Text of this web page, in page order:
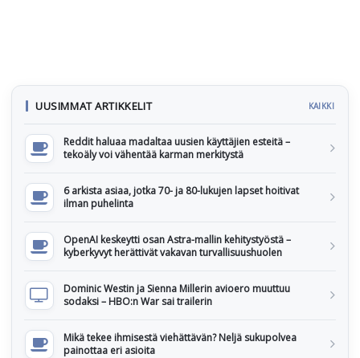
UUSIMMAT ARTIKKELIT KAIKKI
Reddit haluaa madaltaa uusien käyttäjien esteitä –
tekoäly voi vähentää karman merkitystä
6 arkista asiaa, jotka 70- ja 80-lukujen lapset hoitivat
ilman puhelinta
OpenAI keskeytti osan Astra-mallin kehitystyöstä –
kyberkyvyt herättivät vakavan turvallisuushuolen
Dominic Westin ja Sienna Millerin avioero muuttuu
sodaksi – HBO:n War sai trailerin
Mikä tekee ihmisestä viehättävän? Neljä sukupolvea
painottaa eri asioita